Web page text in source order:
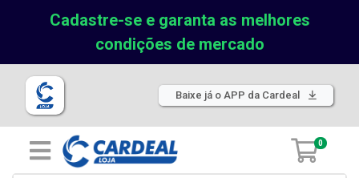
Cadastre-se e garanta as melhores
condições de mercado
Baixe já o APP da Cardeal
0